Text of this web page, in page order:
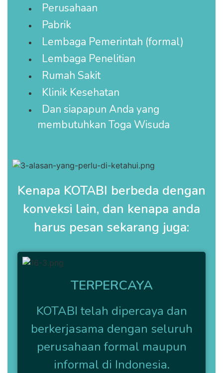
Perusahaan
Pabrik
Lembaga Pemerintah (formal)
Lembaga Penelitian
Rumah Sakit
Klinik Kesehatan
Dan siapapun Anda yang
membutuhkan Toga Wisuda
Kenapa KOTABI berbeda dengan
konveksi lain, dan kenapa anda
harus pesan sekarang juga:
TERPERCAYA
KOTABI telah dipercaya dan
berkerjasama dengan seluruh
perusahaan formal maupun
informal di Indonesia.